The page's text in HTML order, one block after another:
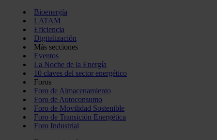
Bioenergía
LATAM
Eficiencia
Digitalización
Más secciones
Eventos
La Noche de la Energía
10 claves del sector energético
Foros
Foro de Almacenamiento
Foro de Autoconsumo
Foro de Movilidad Sostenible
Foro de Transición Energética
Foro Industrial